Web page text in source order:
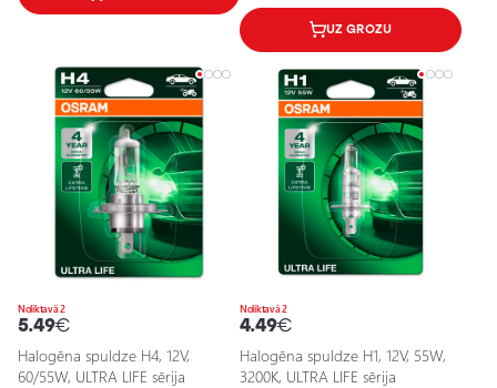
UZ GROZU
Noliktavā 2
5.49€
Halogēna spuldze H4, 12V,
60/55W, ULTRA LIFE sērija
Noliktavā 2
4.49€
Halogēna spuldze H1, 12V, 55W,
3200K, ULTRA LIFE sērija